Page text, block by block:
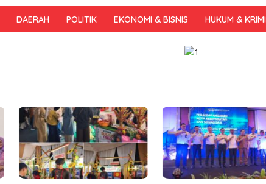
DAERAH POLITIK EKONOMI & BISNIS HUKUM &